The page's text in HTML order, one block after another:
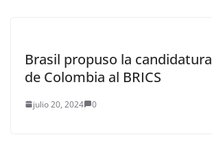
Brasil propuso la candidatura
de Colombia al BRICS
julio 20, 2024 0